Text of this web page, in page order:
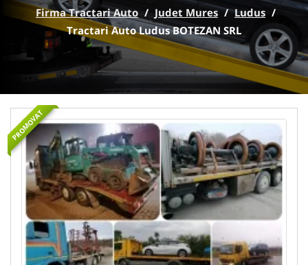
Firma Tractari Auto / Judet Mures / Ludus /
Tractari Auto Ludus BOTEZAN SRL
PROMOVAT